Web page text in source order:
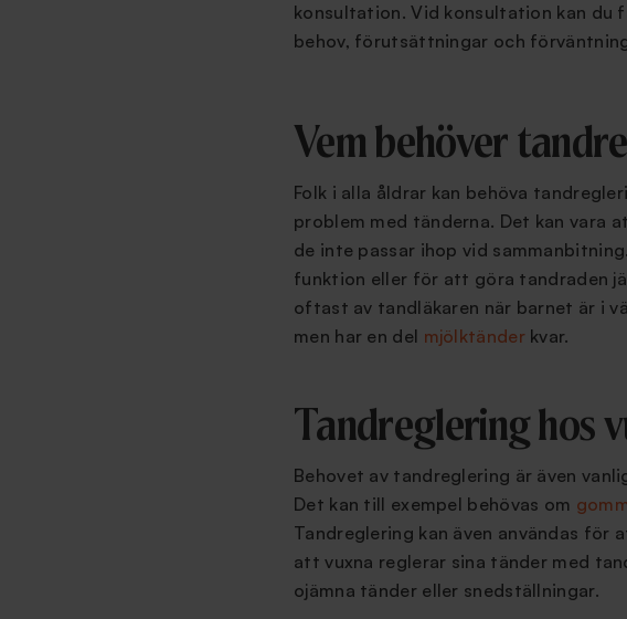
konsultation. Vid konsultation kan du
behov, förutsättningar och
Vem behöver
Folk i alla åldrar kan behöva
problem med tänderna. Det kan
de inte passar ihop vid
funktion eller för att göra tandraden
oftast av tandläkaren när barnet är i
men har en del mjölktänderkvar.
Tandreglering hos
Behovet av tandreglering är även
Det kan till exempel behövas om
Tandreglering kan även användas för
att vuxna reglerar sina tänder med
ojämna tänder eller snedställningar.